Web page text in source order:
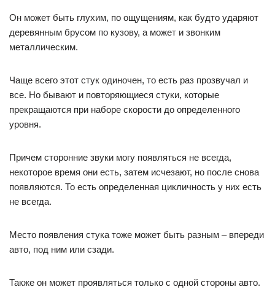
Он может быть глухим, по ощущениям, как будто ударяют
деревянным брусом по кузову, а может и звонким
металлическим.
Чаще всего этот стук одиночен, то есть раз прозвучал и
все. Но бывают и повторяющиеся стуки, которые
прекращаются при наборе скорости до определенного
уровня.
Причем сторонние звуки могу появляться не всегда,
некоторое время они есть, затем исчезают, но после снова
появляются. То есть определенная цикличность у них есть
не всегда.
Место появления стука тоже может быть разным – впереди
авто, под ним или сзади.
Также он может проявляться только с одной стороны авто.